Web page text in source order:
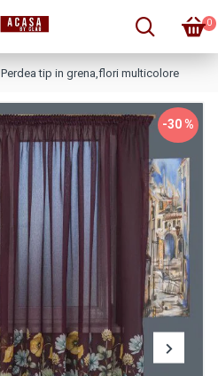
0
Perdea tip in grena,flori multicolore
-30 %